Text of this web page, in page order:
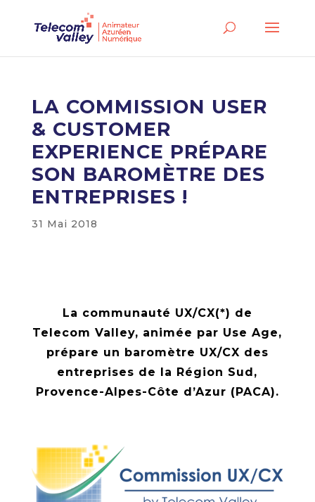
LA COMMISSION USER
& CUSTOMER
EXPERIENCE PRÉPARE
SON BAROMÈTRE DES
ENTREPRISES !
31 Mai 2018
La communauté UX/CX(*) de
Telecom Valley, animée par Use Age,
prépare un baromètre UX/CX des
entreprises de la Région Sud,
Provence-Alpes-Côte d’Azur (PACA).